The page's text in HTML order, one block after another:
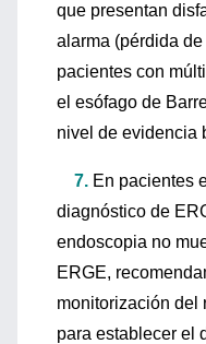
que presentan
alarma (pérdida
pacientes con
el esófago de
nivel de evidencia
7. En pacientes
diagnóstico de
endoscopia no
ERGE,
monitorización del
para establecer el